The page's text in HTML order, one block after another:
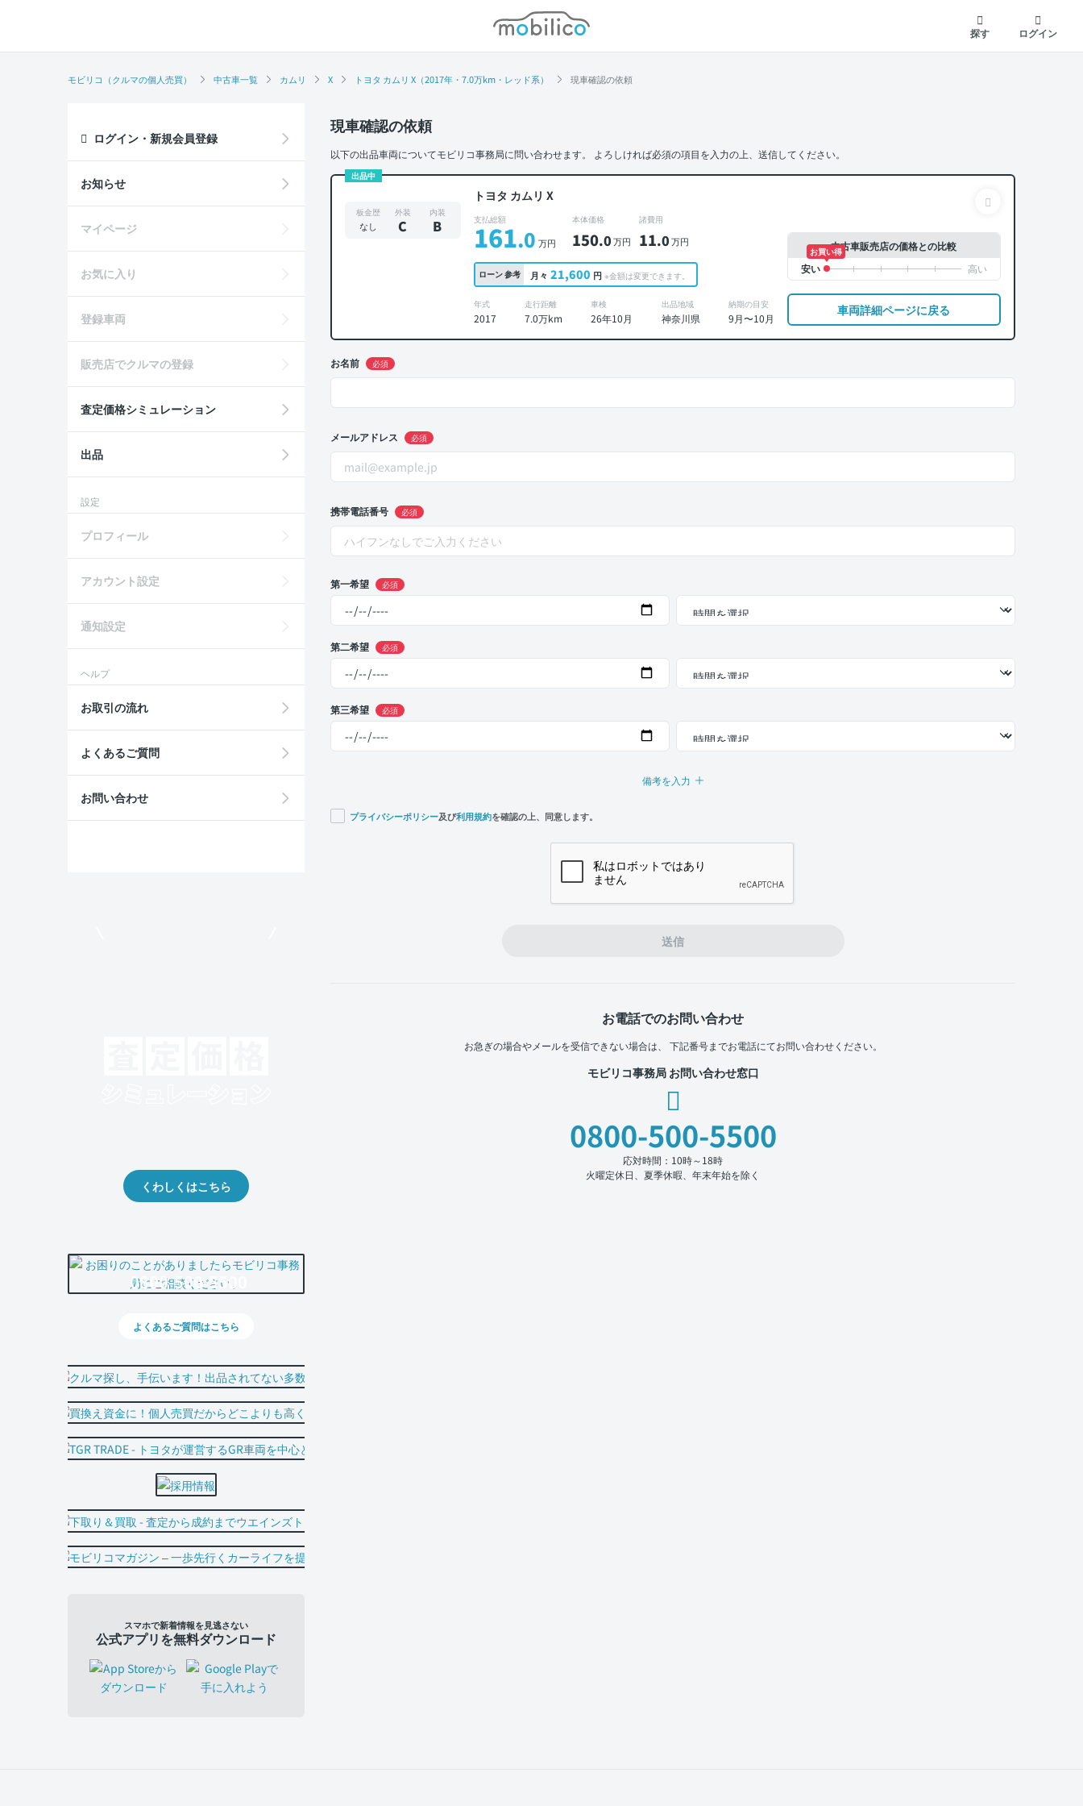
モビリコ
探す
ログイン
モビリコ（クルマの個人売買） 中古車一覧 カムリ X トヨタ カムリ X（2017年・7.0万km・レッド系） 現車確認の依頼
現車確認の依頼
以下の出品車両についてモビリコ事務局に問い合わせます。 よろしければ必須の項目を入力の上、送信してください。
出品中
トヨタ カムリ X
板金歴
なし
外装
C
内装
B 支払総額
161.0 万円
本体価格
150.0万円
諸費用
11.0万円
ローン参考 月々 21,600 円 ※金額は変更できます。
年式
2017
走行距離
7.0万km
車検
26年10月
出品地域
神奈川県
納期の目安
9月〜10月
中古車販売店の価格との比較
お買い得
車両詳細ページに戻る
お名前 必須
メールアドレス 必須
携帯電話番号 必須
第一希望 必須
第二希望 必須
第三希望 必須
備考を入力
プライバシーポリシー及び利用規約を確認の上、同意します。
送信
お電話でのお問い合わせ
お急ぎの場合やメールを受信できない場合は、 下記番号までお電話にてお問い合わせください。
モビリコ事務局 お問い合わせ窓口
0800-500-5500
応対時間：10時～18時
火曜定休日、夏季休暇、年末年始を除く
ログイン・新規会員登録
お知らせ
マイページ
お気に入り
登録車両
販売店でクルマの登録
査定価格シミュレーション
出品
設定
プロフィール
アカウント設定
通知設定
ヘルプ
お取引の流れ
よくあるご質問
お問い合わせ
くわしくはこちら
0800-500-5500
よくあるご質問はこちら
スマホで新着情報を見逃さない
公式アプリを無料ダウンロード